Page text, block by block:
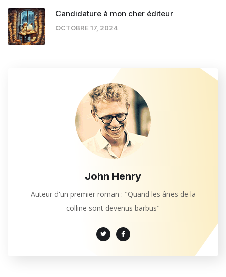
Candidature à mon cher éditeur
OCTOBRE 17, 2024
John Henry
Auteur d'un premier roman : "Quand les ânes de la
colline sont devenus barbus"